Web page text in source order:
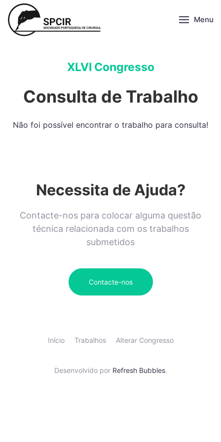
Menu
XLVI Congresso
Consulta de Trabalho
Não foi possível encontrar o trabalho para consulta!
Necessita de Ajuda?
Contacte-nos para colocar alguma questão
técnica relacionada com os trabalhos
submetidos
Contacte-nos
Início Trabalhos Alterar Congresso
Desenvolvido por Refresh Bubbles.